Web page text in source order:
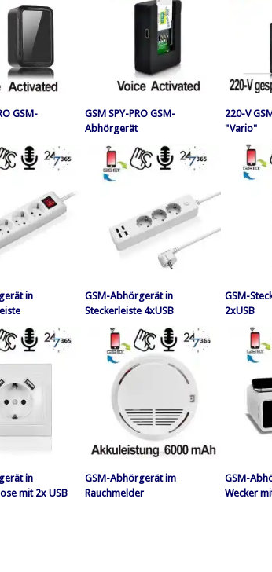
GSM-
GSM SPY-PRO GSM-
Abhörgerät
220-V
"Vario"
in
GSM-Abhörgerät in
Steckerleiste 4xUSB
GSM-
2xUSB
in
mit 2x USB
GSM-Abhörgerät im
Rauchmelder
GSM-
Wecker